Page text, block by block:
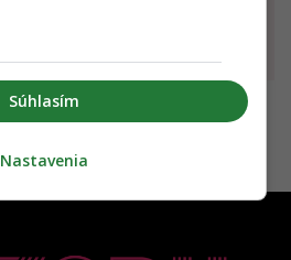
Súhlasím
Nastavenia